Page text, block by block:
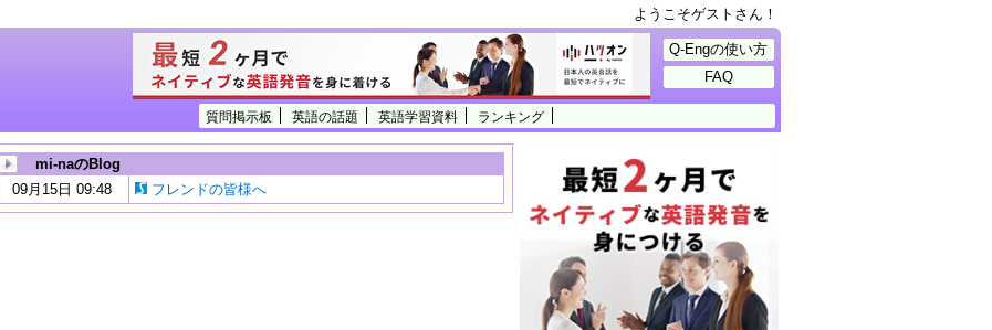
ようこそゲストさん！
質問掲示板 英語の話題 英語学習資料 ランキング
Q-Engの使い方
FAQ
mi-naのBlog
09月15日 09:48
フレンドの皆様へ